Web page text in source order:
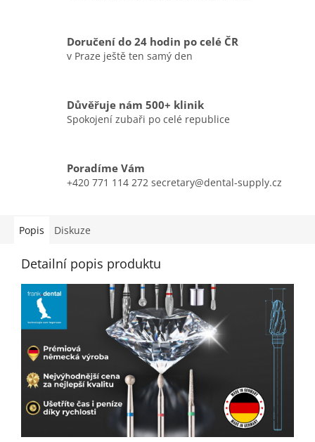
Doručení do 24 hodin po celé ČR
v Praze ještě ten samý den
Důvěřuje nám 500+ klinik
Spokojení zubaři po celé republice
Poradíme Vám
+420 771 114 272 secretary@dental-supply.cz
Popis Diskuze
Detailní popis produktu